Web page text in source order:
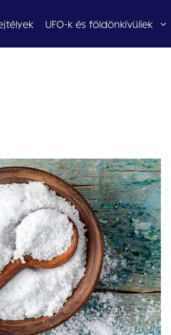
UFO-k és földönkívüliek